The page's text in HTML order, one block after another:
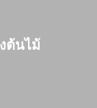
ต้นไม้